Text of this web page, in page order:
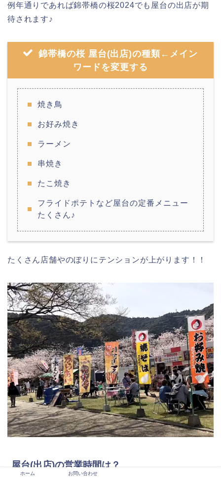
例年通りであれば錦帯橋の桜2024でも屋台の出店が期
待されます♪
錦帯橋の桜 屋台(出店)の種類←メイン
ワードを変更する
焼き鳥
お好み焼き
ラーメン
串焼き
たこ焼き
フライドポテトなど屋台の定番メニュー
たくさん♪
たくさん店舗やのぼりにテンションが上がります！！
屋台(出店)の営業時間は？
ホーム お問い合わせ